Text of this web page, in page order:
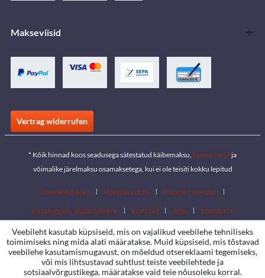
Makseviisid
Vertrag widerrufen
* Kõik hinnad koos seadusega sätestatud käibemaksu, saatekulude ja
võimalike järelmaksu osamaksetega, kui ei ole teisiti kokku lepitud
Download area Händlersuche
Händler werden
Kataloogide allalaadimine
Kontakt Jobs Standorte
Veebileht kasutab küpsiseid, mis on vajalikud veebilehe tehniliseks
toimimiseks ning mida alati määratakse. Muid küpsiseid, mis tõstavad
veebilehe kasutamismugavust, on mõeldud otsereklaami tegemiseks,
või mis lihtsustavad suhtlust teiste veebilehtede ja
sotsiaalvõrgustikega, määratakse vaid teie nõusoleku korral.